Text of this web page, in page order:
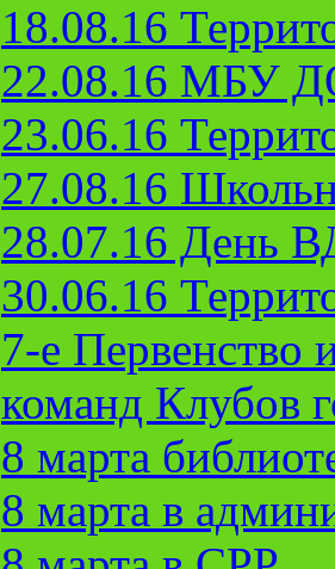
18.08.16
22.08.16 МБУ
23.06.16
27.08.16
28.07.16 День
30.06.16
7-е Первенство
команд Клубов
8 марта
8 марта в